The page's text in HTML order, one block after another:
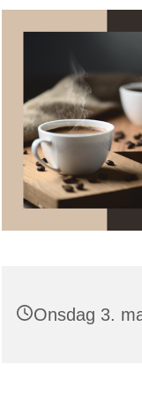
Onsdag 3.